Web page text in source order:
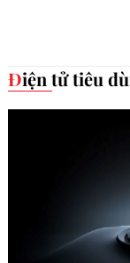
Điện tử tiêu